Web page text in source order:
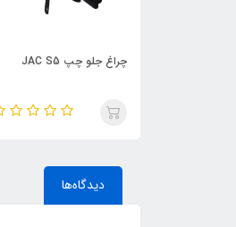
چراغ جلو چپ JAC S5
دیدگاه‌ها